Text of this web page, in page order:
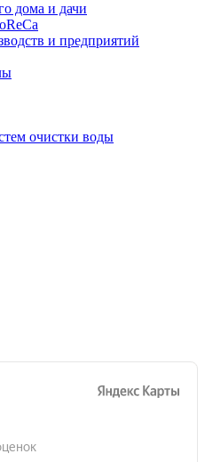
дома и дачи
и предприятий
очистки воды